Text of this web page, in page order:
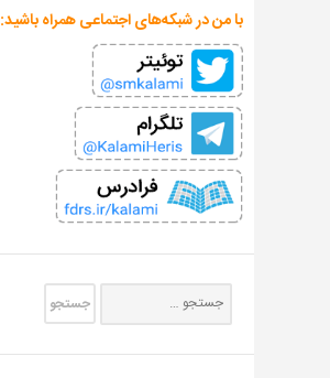
با من در شبکه‌های اجتماعی همراه باشید: